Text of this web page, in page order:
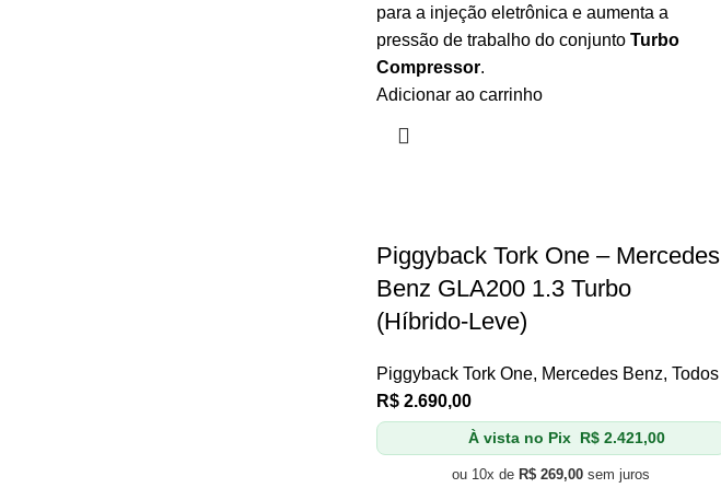
para a injeção eletrônica e aumenta a
pressão de trabalho do conjunto Turbo
Compressor.
Adicionar ao carrinho
Piggyback Tork One – Mercedes
Benz GLA200 1.3 Turbo
(Híbrido-Leve)
Piggyback Tork One, Mercedes Benz, Todos
R$2.690,00
À vista no Pix R$2.421,00
ou 10x de R$ 269,00 sem juros